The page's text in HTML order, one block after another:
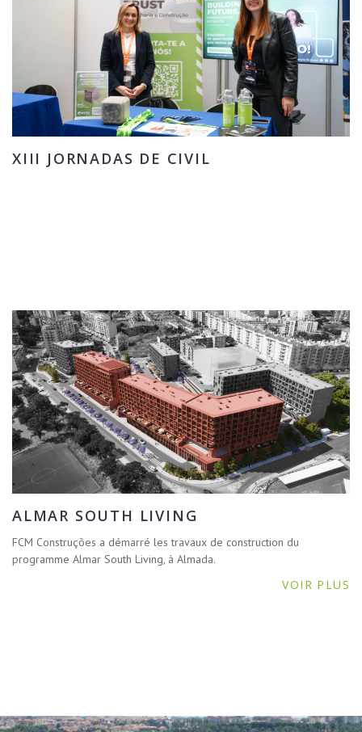
XIII JORNADAS DE CIVIL
ALMAR SOUTH LIVING
FCM Construções a démarré les travaux de construction du
programme Almar South Living, à Almada.
VOIR PLUS